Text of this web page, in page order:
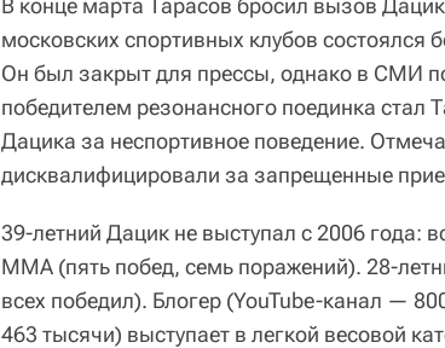
В конце марта Тарасов бросил вызов
московских спортивных клубов
Он был закрыт для прессы, однако в СМИ
победителем резонансного поединка стал
Дацика за неспортивное поведение.
дисквалифицировали за запрещенные
39-летний Дацик не выступал с 2006 года:
MMA (пять побед, семь поражений). 28-
всех победил). Блогер (YouTube-канал —
463 тысячи) выступает в легкой весовой